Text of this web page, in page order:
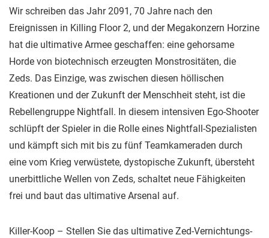
Wir schreiben das Jahr 2091, 70 Jahre nach den
Ereignissen in Killing Floor 2, und der Megakonzern Horzine
hat die ultimative Armee geschaffen: eine gehorsame
Horde von biotechnisch erzeugten Monstrositäten, die
Zeds. Das Einzige, was zwischen diesen höllischen
Kreationen und der Zukunft der Menschheit steht, ist die
Rebellengruppe Nightfall. In diesem intensiven Ego-Shooter
schlüpft der Spieler in die Rolle eines Nightfall-Spezialisten
und kämpft sich mit bis zu fünf Teamkameraden durch
eine vom Krieg verwüstete, dystopische Zukunft, übersteht
unerbittliche Wellen von Zeds, schaltet neue Fähigkeiten
frei und baut das ultimative Arsenal auf.
Killer-Koop – Stellen Sie das ultimative Zed-Vernichtungs-